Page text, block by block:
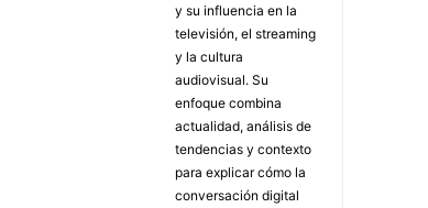
y su influencia en la
televisión, el streaming
y la cultura
audiovisual. Su
enfoque combina
actualidad, análisis de
tendencias y contexto
para explicar cómo la
conversación digital